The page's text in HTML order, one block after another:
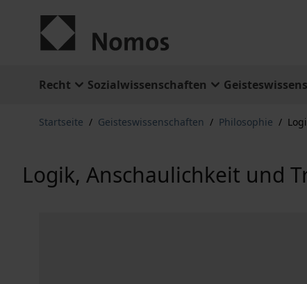
Recht Sozialwissenschaften
Startseite / Geisteswissenschaften / Philosophie /
Logik, Anschaulichkeit und